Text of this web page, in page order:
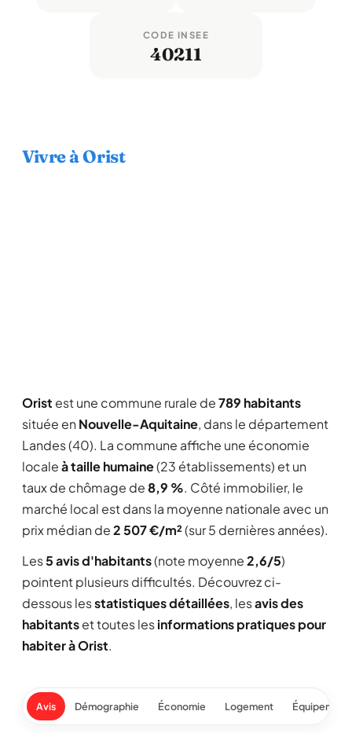
CODE INSEE
40211
Vivre à Orist
Orist est une commune rurale de789 habitants
située en Nouvelle-Aquitaine, dans le département
Landes (40). La commune affiche une économie
localeà taille humaine(23 établissements) et un
taux de chômage de8,9 %. Côté immobilier, le
marché local est dans la moyenne nationale avec un
prix médian de2 507 €/m²(sur 5 dernières années).
Les5 avis d'habitants(note moyenne2,6/5)
pointent plusieurs difficultés. Découvrez ci-
dessous lesstatistiques détaillées, lesavis des
habitantset toutes lesinformations pratiques pour
habiter à Orist.
Avis Démographie Économie Logement